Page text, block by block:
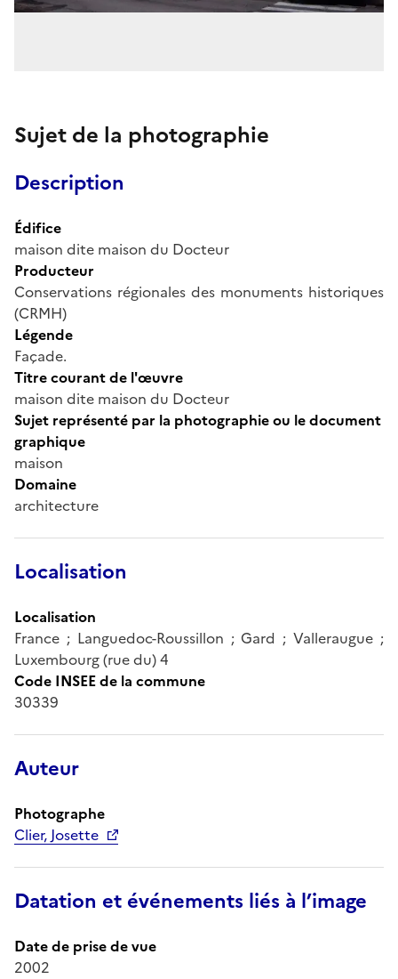
Sujet de la photographie
Description
Édifice
maison dite maison du Docteur
Producteur
Conservations régionales des monuments historiques
(CRMH)
Légende
Façade.
Titre courant de l'œuvre
maison dite maison du Docteur
Sujet représenté par la photographie ou le document
graphique
maison
Domaine
architecture
Localisation
Localisation
France ; Languedoc-Roussillon ; Gard ; Valleraugue ;
Luxembourg (rue du) 4
Code INSEE de la commune
30339
Auteur
Photographe
Clier, Josette
Datation et événements liés à l’image
Date de prise de vue
2002